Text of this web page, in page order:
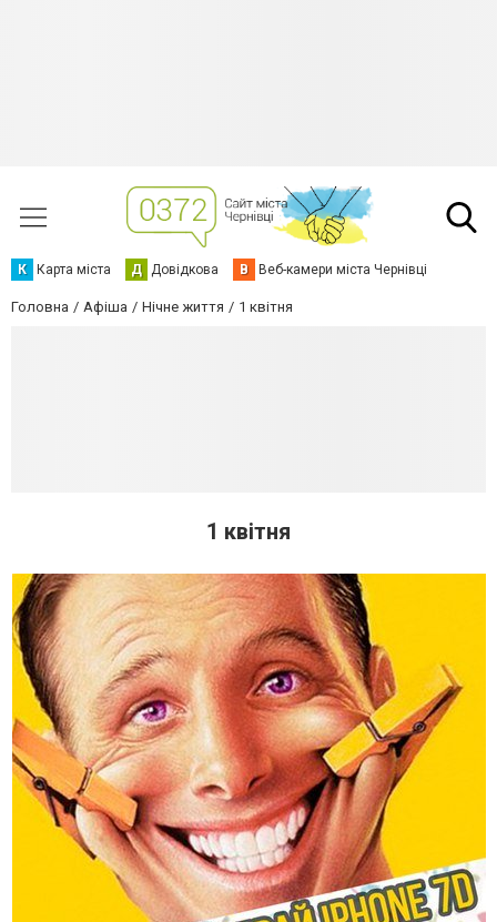
К Карта міста Д Довідкова В Веб-камери міста Чернівці
Головна Афіша Нічне життя 1 квітня
1 квітня